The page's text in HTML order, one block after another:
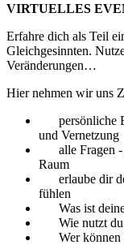
VIRTUELLES
Erfahre dich als Teil
Gleichgesinnten.
Veränderungen…
Hier nehmen wir uns
persönliche
und Vernetzung
alle Fragen
Raum
erlaube dir
fühlen
Was ist
Wie nutzt
Wer